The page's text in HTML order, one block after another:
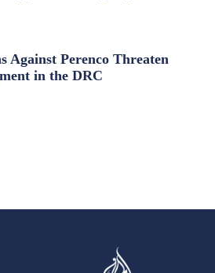
Against Perenco Threaten
in the DRC